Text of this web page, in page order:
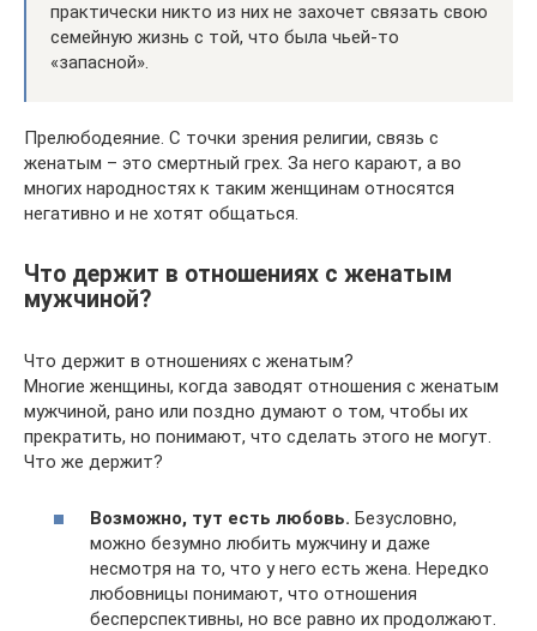
практически никто из них не захочет связать свою
семейную жизнь с той, что была чьей-то
«запасной».
Прелюбодеяние. С точки зрения религии, связь с
женатым – это смертный грех. За него карают, а во
многих народностях к таким женщинам относятся
негативно и не хотят общаться.
Что держит в отношениях с женатым
мужчиной?
Что держит в отношениях с женатым?
Многие женщины, когда заводят отношения с женатым
мужчиной, рано или поздно думают о том, чтобы их
прекратить, но понимают, что сделать этого не могут.
Что же держит?
Возможно, тут есть любовь. Безусловно,
можно безумно любить мужчину и даже
несмотря на то, что у него есть жена. Нередко
любовницы понимают, что отношения
бесперспективны, но все равно их продолжают.